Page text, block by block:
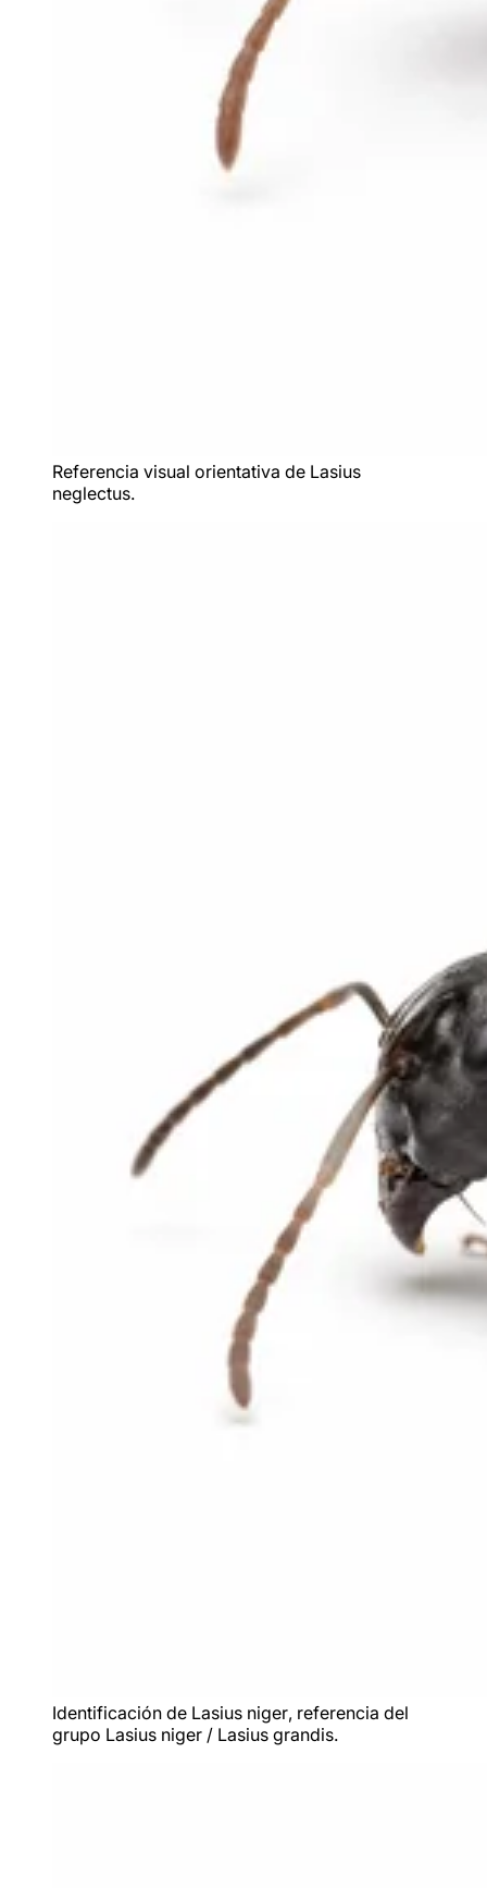
Referencia visual orientativa de Lasius
neglectus.
Identificación de Lasius niger, referencia del
grupo Lasius niger / Lasius grandis.